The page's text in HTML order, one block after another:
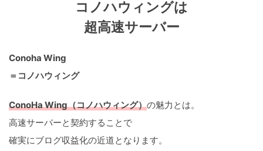
コ ノハウィングは
超高速サーバー
Conoha Wing
＝コノハウィング
ConoHa Wing（コノハウィング）の魅力とは。
高速サーバーと契約することで
確実にブログ収益化の近道となります。